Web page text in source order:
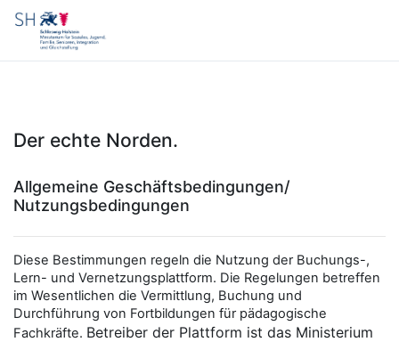
Zum Hauptinhalt
Der echte Norden.
Allgemeine Geschäftsbedingungen/
Nutzungsbedingungen
Diese Bestimmungen regeln die Nutzung der Buchungs-,
Lern- und Vernetzungsplattform. Die Regelungen betreffen
im Wesentlichen die Vermittlung, Buchung und
Durchführung von Fortbildungen für pädagogische
Fachkräfte. Betreiber der Plattform ist das Ministerium